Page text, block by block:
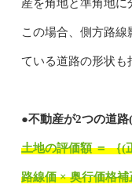
産を角地と準角地に
この場合、側方路
ている道路の形状も
●不動産が2つの道
土地の評価額 ＝ ｛(
路線価 × 奥行価格